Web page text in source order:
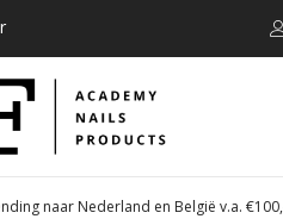
naar Nederland en België v.a.